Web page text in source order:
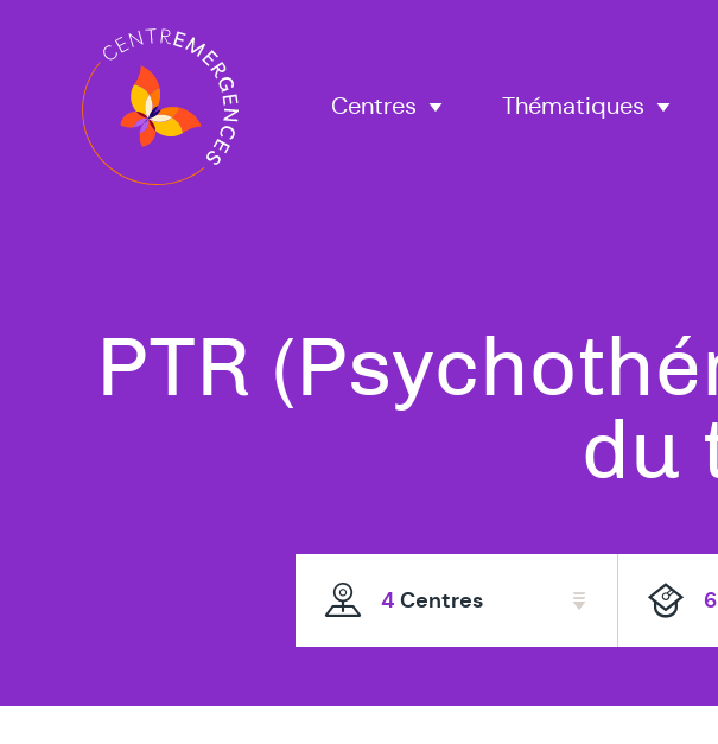
Tous
thérapeutes
spécialisé
en
PTR
du
4 Centres 6
Navigation
principale
Centres Thématiques